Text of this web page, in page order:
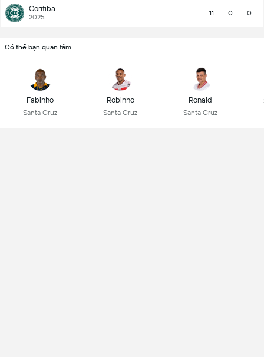
Coritiba
2025 11 0 0
Có thể bạn quan tâm
Fabinho
Santa Cruz
Robinho
Santa Cruz
Ronald
Santa Cruz